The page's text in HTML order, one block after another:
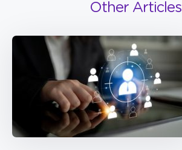
Other Articles